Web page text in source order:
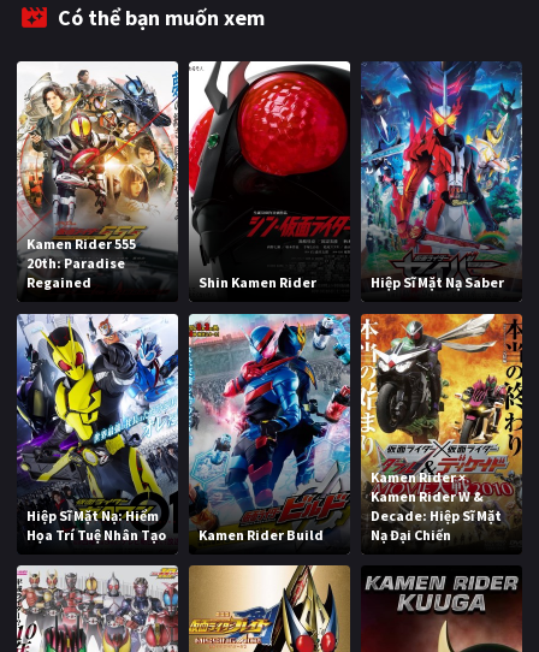
Có thể bạn muốn xem
Kamen Rider 555
20th: Paradise
Regained
Shin Kamen Rider Hiệp Sĩ Mặt Nạ Saber
Hiệp Sĩ Mặt Nạ: Hiểm
Họa Trí Tuệ Nhân Tạo
Kamen Rider Build
Kamen Rider ×
Kamen Rider W &
Decade: Hiệp Sĩ Mặt
Nạ Đại Chiến